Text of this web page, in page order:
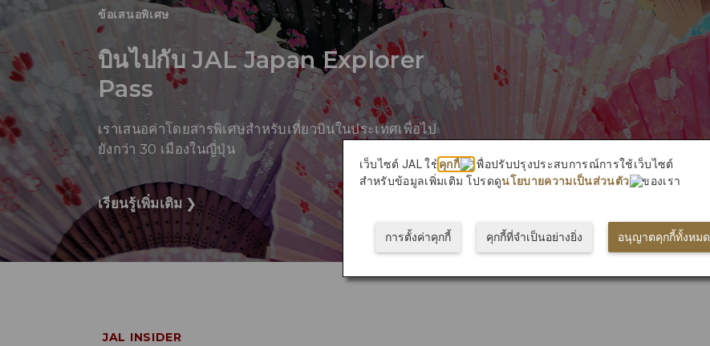
ข้อเสนอพิเศษ
บินไปกับ JAL Japan Explorer
Pass
เราเสนอค่าโดยสารพิเศษสำหรับเที่ยวบินในประเทศเพื่อไป
ยังกว่า 30 เมืองในญี่ปุ่น
เรียนรู้เพิ่มเติม ❯
JAL INSIDER
เว็บไซต์ JAL ใช้ คุกกี้
เพื่อปรับปรุงประสบการณ์การใช้เว็บไซต์
สำหรับข้อมูลเพิ่มเติม โปรดดูนโยบายความเป็นส่วนตัว ของเรา
อนุญาตคุกกี้ทั้งหมด
คุกกี้ที่จำเป็นอย่างยิ่ง
การตั้งค่าคุกกี้